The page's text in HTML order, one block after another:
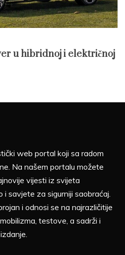
u hibridnoj i električnoj
web portal koji sa radom
Na našem portalu možete
vijesti iz svijeta
savjete za sigurniji saobraćaj.
i odnosi se na najrazličitije
testove, a sadrži i